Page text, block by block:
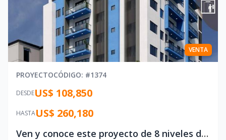
VENTA
PROYECTOCÓDIGO: #1374
DESDEUS$ 108,850
HASTAUS$ 260,180
Ven y conoce este proyecto de 8 niveles de apartamentos proyectados a 5 apartamentos por nivel, elegante e innovador, ubicado en el prestigioso sector de Villa Marina, Los Ríos.